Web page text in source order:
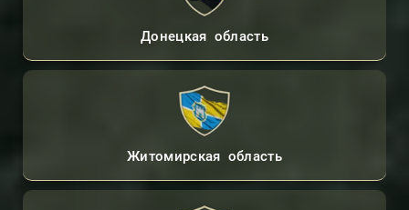
Донецкая область
Житомирская область